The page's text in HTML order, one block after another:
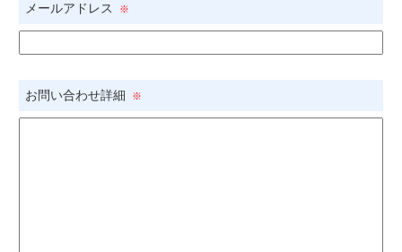
メールアドレス ※
お問い合わせ詳細 ※